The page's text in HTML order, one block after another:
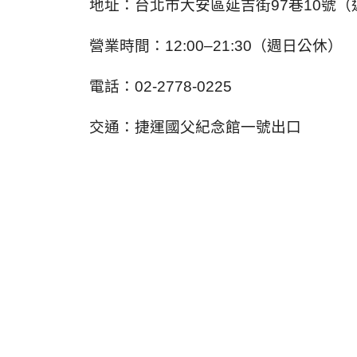
地址：台北市大安區延吉街97巷10號（
營業時間：12:00–21:30（週日公休）
電話：02-2778-0225
交通：捷運國父紀念館一號出口